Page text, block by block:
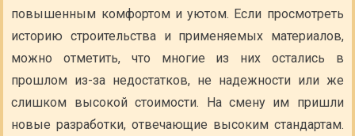
повышенным комфортом и уютом. Если просмотреть
историю строительства и применяемых материалов,
можно отметить, что многие из них остались в
прошлом из-за недостатков, не надежности или же
слишком высокой стоимости. На смену им пришли
новые разработки, отвечающие высоким стандартам.